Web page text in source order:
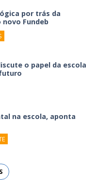
por trás da
Fundeb
o papel da escola
na escola, aponta